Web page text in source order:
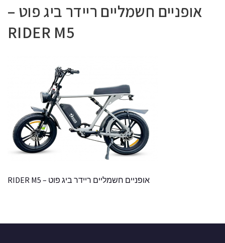
אופניים חשמליים ריידר ביג פוט –
RIDER M5
אופניים חשמליים ריידר ביג פוט – RIDER M5